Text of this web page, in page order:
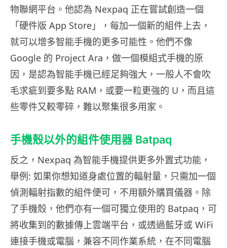
物聯網平台。他認為 Nexpaq 正在嘗試創造一個
「硬件版 App Store」，每加一個新的組件上去，
就可以增多智能手機的更多可能性。他們不像
Google 的 Project Ara，做一個模組式手機的原
因，是認為智能手機已經足夠強大，一般人不會吹
毛求疵到要多點 RAM，或要一粒更強的 U，而且這
些零件又較零碎，難以聚集很多用家。
手機殼以外的組件使用器 Batpaq
反之，Nexpaq 為智能手機提供更多外置式功能，
舉例: 如果你想知道身處位置的輻射量，只需加一個
偵測輻射指數的組件便可，不用額外購買儀器。除
了手機殼，他們亦有一個可獨立使用的 Batpaq，可
將收集到的數據傳上雲端平台，或透過藍牙或 WiFi
連接手機或電腦，兼容不同作業系統，在不同電腦